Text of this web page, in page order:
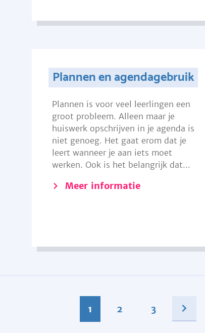
Plannen en agendagebruik
Plannen is voor veel leerlingen een
groot probleem. Alleen maar je
huiswerk opschrijven in je agenda is
niet genoeg. Het gaat erom dat je
leert wanneer je aan iets moet
werken. Ook is het belangrijk dat...
Meer informatie
1 2 3